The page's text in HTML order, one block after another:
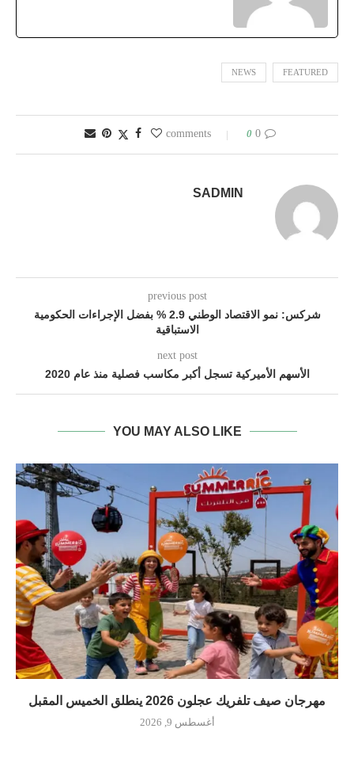
FEATURED
NEWS
0 comments
0
SADMIN
previous post
شركس: نمو الاقتصاد الوطني 2.9 % بفضل الإجراءات الحكومية
الاستباقية
next post
الأسهم الأميركية تسجل أكبر مكاسب فصلية منذ عام 2020
YOU MAY ALSO LIKE
مهرجان صيف تلفريك عجلون 2026 ينطلق الخميس المقبل
أغسطس 9, 2026